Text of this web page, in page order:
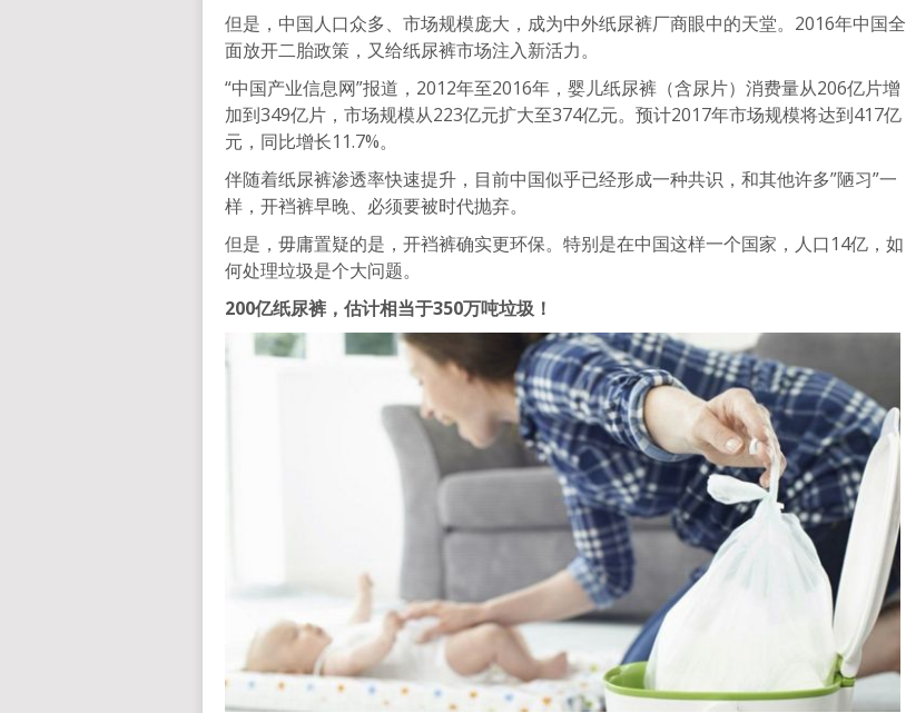
但是，中国人口众多、市场规模庞大，成为中外纸尿裤厂商眼中的天堂。2016年中国全
面放开二胎政策，又给纸尿裤市场注入新活力。
“中国产业信息网”报道，2012年至2016年，婴儿纸尿裤（含尿片）消费量从206亿片增
加到349亿片，市场规模从223亿元扩大至374亿元。预计2017年市场规模将达到417亿
元，同比增长11.7%。
伴随着纸尿裤渗透率快速提升，目前中国似乎已经形成一种共识，和其他许多”陋习”一
样，开裆裤早晚、必须要被时代抛弃。
但是，毋庸置疑的是，开裆裤确实更环保。特别是在中国这样一个国家，人口14亿，如
何处理垃圾是个大问题。
200亿纸尿裤 ， 估计相当于350万吨垃圾 ！